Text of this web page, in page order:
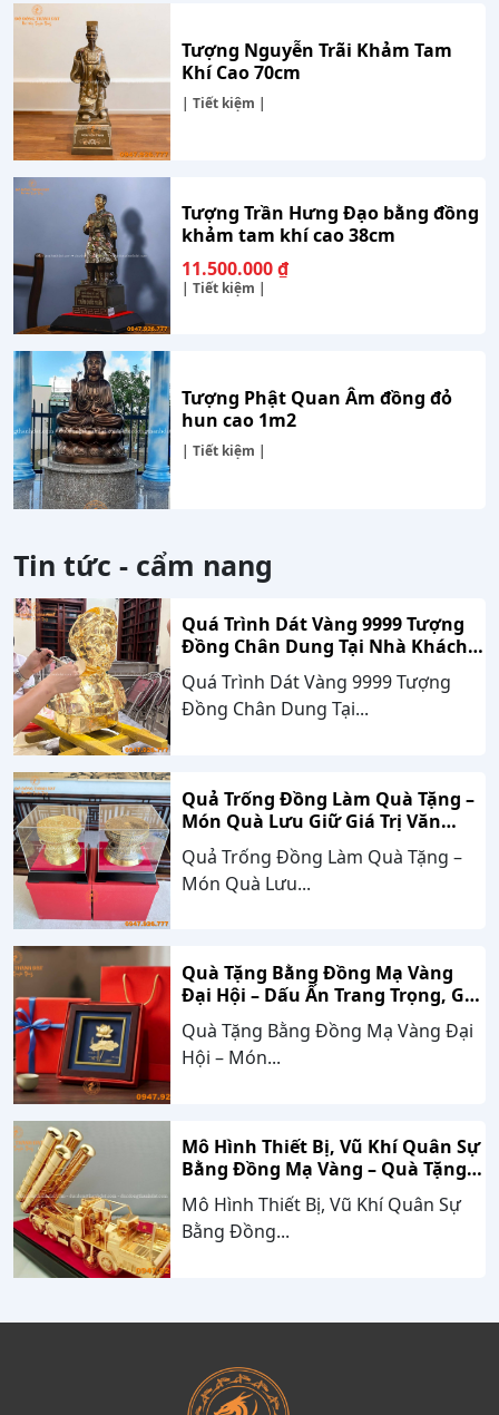
Tượng Nguyễn Trãi Khảm Tam
Khí Cao 70cm
| Tiết kiệm |
Tượng Trần Hưng Đạo bằng đồng
khảm tam khí cao 38cm
11.500.000₫
| Tiết kiệm |
Tượng Phật Quan Âm đồng đỏ
hun cao 1m2
| Tiết kiệm |
Tin tức - cẩm nang
Quá Trình Dát Vàng 9999 Tượng
Đồng Chân Dung Tại Nhà Khách
Hàng Nghệ An
Quá Trình Dát Vàng 9999 Tượng
Đồng Chân Dung Tại...
Quả Trống Đồng Làm Quà Tặng –
Món Quà Lưu Giữ Giá Trị Văn
Hóa, Gắn Kết Thành Công
Quả Trống Đồng Làm Quà Tặng –
Món Quà Lưu...
Quà Tặng Bằng Đồng Mạ Vàng
Đại Hội – Dấu Ấn Trang Trọng, Giá
Trị Bền Vững Theo Thời Gian
Quà Tặng Bằng Đồng Mạ Vàng Đại
Hội – Món...
Mô Hình Thiết Bị, Vũ Khí Quân Sự
Bằng Đồng Mạ Vàng – Quà Tặng
Cao Cấp Mang Dấu Ấn Sức Mạnh
Và Niềm Tự Hào Dân Tộc
Mô Hình Thiết Bị, Vũ Khí Quân Sự
Bằng Đồng...